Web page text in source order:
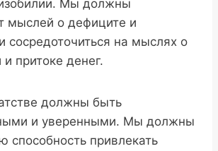
Мы должны
мыслей о дефиците и
сосредоточиться на мыслях о
притоке денег.
должны быть
и уверенными. Мы должны
способность привлекать